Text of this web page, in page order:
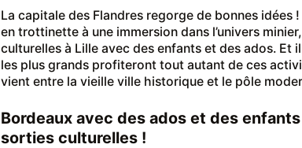
La capitale des Flandres regorge de bonnes idées
en trottinette à une immersion dans l’univers
culturelles à Lille avec des enfants et des ados. Et
les plus grands profiteront tout autant de ces
vient entre la vieille ville historique et le pôle
Bordeaux avec des ados et des
sorties culturelles !